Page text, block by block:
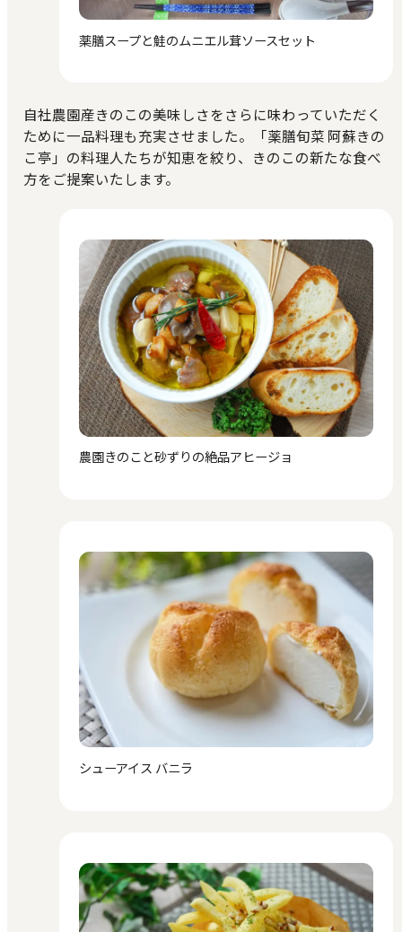
薬膳スープと鮭のムニエル茸ソースセット
自社農園産きのこの美味しさをさらに味わっていただく
ために一品料理も充実させました。「薬膳旬菜 阿蘇きの
こ亭」の料理人たちが知恵を絞り、きのこの新たな食べ
方をご提案いたします。
農園きのこと砂ずりの絶品アヒージョ
シューアイス バニラ